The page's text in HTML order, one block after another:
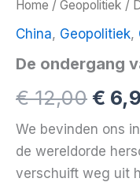
Home / Geopolitiek /
China, Geopolitiek,
De ondergang
€12,00
prijs
was:
€
We bevinden ons
de wereldorde
verschuift weg uit